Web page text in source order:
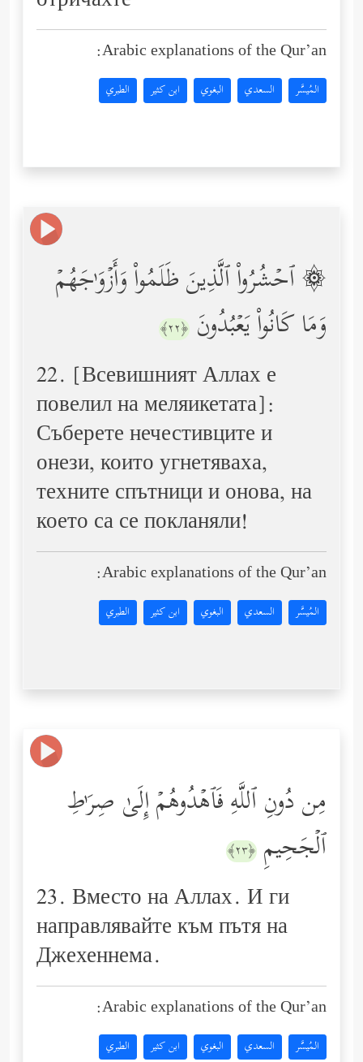
Arabic explanations of the Qur’an:
المُيسَّر السعدي البغوي ابن كثير الطبري
۞ ٱحۡشُرُواْ ٱلَّذِینَ ظَلَمُواْ وَأَزۡوَ ٰ⁠جَهُمۡ
وَمَا كَانُواْ یَعۡبُدُونَ ﴿٢٢﴾
22. [Всевишният Аллах е
повелил на меляикетата]:
Съберете нечестивците и
онези, които угнетяваха,
техните спътници и онова, на
което са се покланяли!
Arabic explanations of the Qur’an:
المُيسَّر السعدي البغوي ابن كثير الطبري
مِن دُونِ ٱللَّهِ فَٱهۡدُوهُمۡ إِلَىٰ صِرَ ٰ⁠طِ
ٱلۡجَحِیمِ ﴿٢٣﴾
23. Вместо на Аллах. И ги
направлявайте към пътя на
Джехеннема.
Arabic explanations of the Qur’an:
المُيسَّر السعدي البغوي ابن كثير الطبري